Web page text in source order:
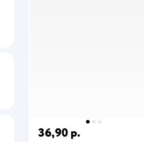
36,90 р.